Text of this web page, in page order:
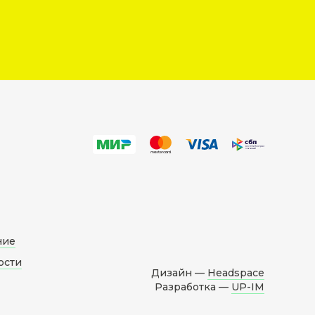
Дизайн — Headspace
Разработка — UP-IM